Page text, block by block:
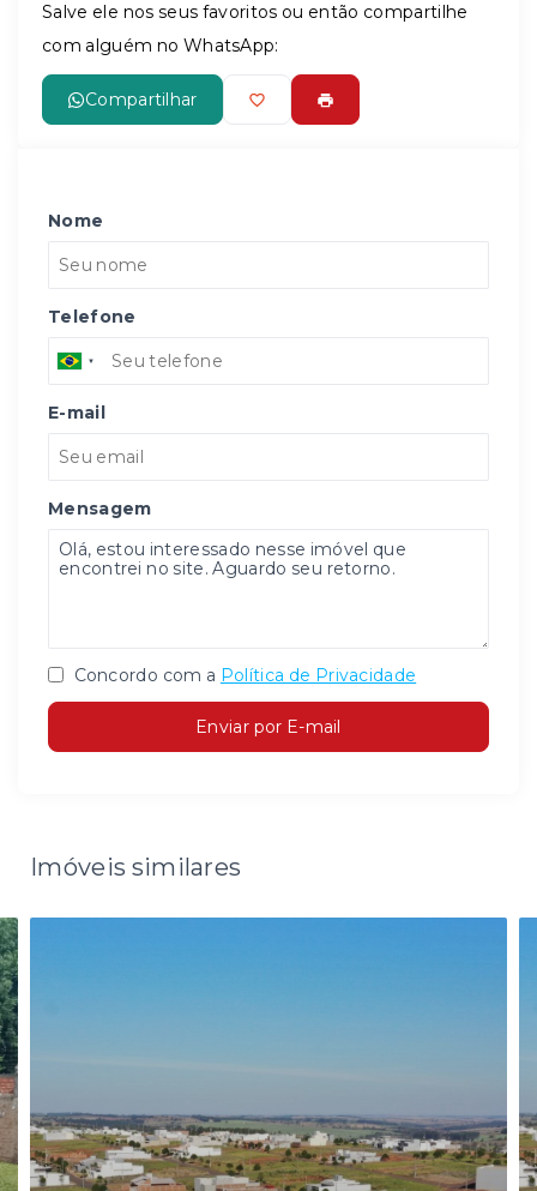
Salve ele nos seus favoritos ou então compartilhe
com alguém no WhatsApp:
Compartilhar
Nome
Telefone
E-mail
Mensagem
Concordo com a Política de Privacidade
Enviar por E-mail
Imóveis similares